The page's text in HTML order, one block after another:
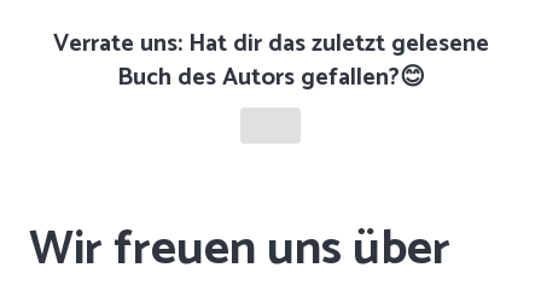
Verrate uns: Hat dir das zuletzt gelesene
Buch des Autors gefallen?😊